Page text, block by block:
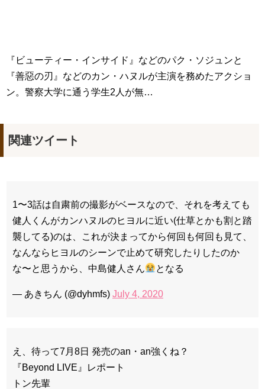
キム・レウォンの影絵遊び！？「黒騎士～永遠の約束～」メイ
キングを一部公開（DVD-SET2特典映像より）
「まず熱く掃除せよ」女優キム・ユジョン、「健康がとても回
復…痩せたのはソン・ジェリムのせい!? 」 (11/26)
【裏芸能】キムユジョンの熱愛彼氏はあの大物俳優
定…“台本を見た瞬間惹かれた” 20180123
か」出演で話題 Big News TV
Powered by livedoor 相互RSS
『ビューティー・インサイド』などのパク・ソジュンと
『善惡の刃』などのカン・ハヌルが主演を務めたアクショ
ン。警察大学に通う学生2人が無…
関連ツイート
1〜3話は自粛前の撮影がベースなので、それを考えても
健人くんがカンハヌルのヒヨルに近い(仕草とかも割と踏
襲してる)のは、これが決まってから何回も何回も見て、
なんならヒヨルのシーンで止めて研究したりしたのか
な〜と思うから、中島健人さん
となる
— あきちん (@dyhmfs) July 4, 2020
え、待って7月8日 発売のan・an強くね？
『Beyond LIVE』レポート
トン先輩